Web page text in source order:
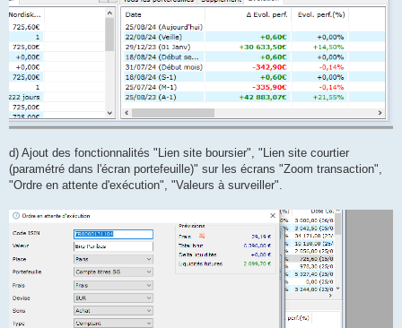
d) Ajout des fonctionnalités "Lien site boursier", "Lien site courtier
(paramétré dans l'écran portefeuille)" sur les écrans "Zoom transaction",
"Ordre en attente d'exécution", "Valeurs à surveiller".